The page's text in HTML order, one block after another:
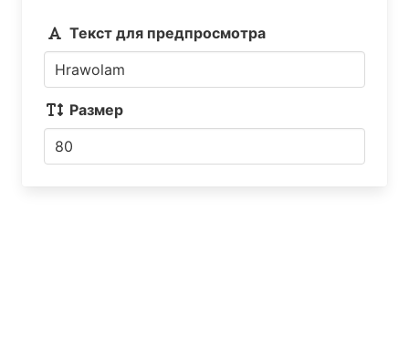
Текст для предпросмотра
Размер